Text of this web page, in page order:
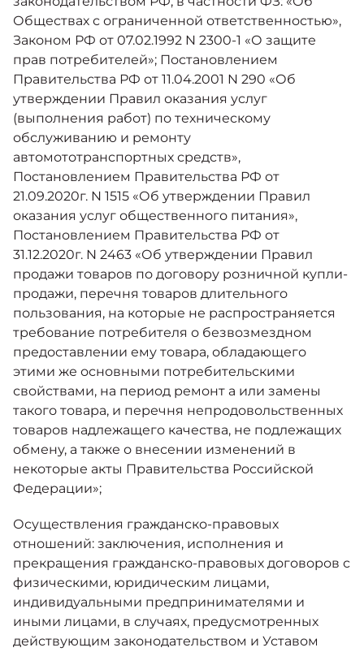
Обществах с ограниченной ответственностью»,
Законом РФ от 07.02.1992 N 2300-1 «О защите
прав потребителей»; Постановлением
Правительства РФ от 11.04.2001 N 290 «Об
утверждении Правил оказания услуг
(выполнения работ) по техническому
обслуживанию и ремонту
автомототранспортных средств»,
Постановлением Правительства РФ от
21.09.2020г. N 1515 «Об утверждении Правил
оказания услуг общественного питания»,
Постановлением Правительства РФ от
31.12.2020г. N 2463 «Об утверждении Правил
продажи товаров по договору розничной купли-
продажи, перечня товаров длительного
пользования, на которые не распространяется
требование потребителя о безвозмездном
предоставлении ему товара, обладающего
этими же основными потребительскими
свойствами, на период ремонт а или замены
такого товара, и перечня непродовольственных
товаров надлежащего качества, не подлежащих
обмену, а также о внесении изменений в
некоторые акты Правительства Российской
Федерации»;
Осуществления гражданско-правовых
отношений: заключения, исполнения и
прекращения гражданско-правовых договоров с
физическими, юридическим лицами,
индивидуальными предпринимателями и
иными лицами, в случаях, предусмотренных
действующим законодательством и Уставом